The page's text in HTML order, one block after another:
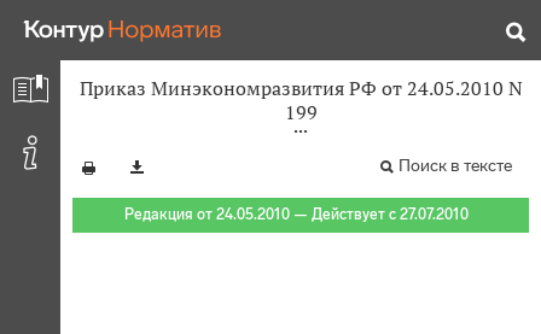
Приказ Минэкономразвития РФ от 24.05.2010 N
199
Поиск в тексте
Редакция от 24.05.2010 — Действует с 27.07.2010